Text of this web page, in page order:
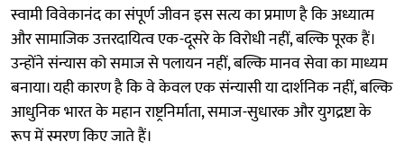
स्वामी विवेकानंद का संपूर्ण जीवन इस सत्य का प्रमाण है कि अध्यात्म
और सामाजिक उत्तरदायित्व एक-दूसरे के विरोधी नहीं, बल्कि पूरक हैं।
उन्होंने संन्यास को समाज से पलायन नहीं, बल्कि मानव सेवा का माध्यम
बनाया। यही कारण है कि वे केवल एक संन्यासी या दार्शनिक नहीं, बल्कि
आधुनिक भारत के महान राष्ट्रनिर्माता, समाज-सुधारक और युगद्रष्टा के
रूप में स्मरण किए जाते हैं।